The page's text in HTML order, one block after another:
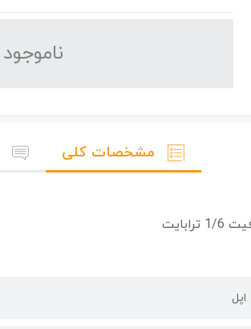
نا‌موجود
مشخصات کلی
اپل